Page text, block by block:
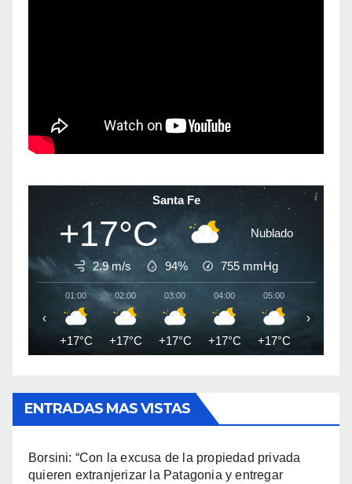
Santa Fe
+17°C Nublado
2.9 m/s 94% 755 mmHg
01:00
+17°C
02:00
+17°C
03:00
+17°C
04:00
+17°C
05:00
+17°C +17°C
‹ ›
ENTRADAS MAS VISTAS
Borsini: “Con la excusa de la propiedad privada
quieren extranjerizar la Patagonia y entregar